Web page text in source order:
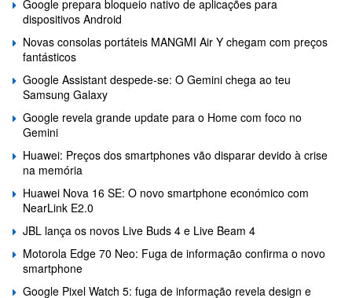
Google prepara bloqueio nativo de aplicações para
dispositivos Android
Novas consolas portáteis MANGMI Air Y chegam com preços
fantásticos
Google Assistant despede-se: O Gemini chega ao teu
Samsung Galaxy
Google revela grande update para o Home com foco no
Gemini
Huawei: Preços dos smartphones vão disparar devido à crise
na memória
Huawei Nova 16 SE: O novo smartphone económico com
NearLink E2.0
JBL lança os novos Live Buds 4 e Live Beam 4
Motorola Edge 70 Neo: Fuga de informação confirma o novo
smartphone
Google Pixel Watch 5: fuga de informação revela design e